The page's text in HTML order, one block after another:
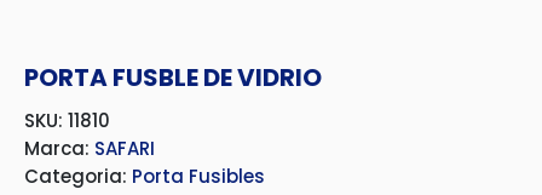
PORTA FUSBLE DE VIDRIO
SKU: 11810
Marca: SAFARI
Categoria: Porta Fusibles